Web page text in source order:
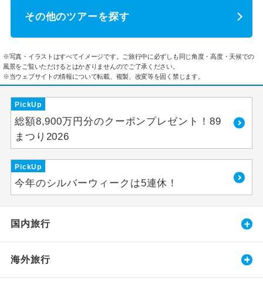
その他のツアーを探す
※写真・イラストはすべてイメージです。ご旅行中に必ずしも同じ角度・高度・天候での
風景をご覧いただけるとはかぎりませんのでご了承ください。
※当ウェブサイトの情報について転載、複製、改変等を固く禁じます。
PickUp
総額8,900万円分のクーポンプレゼント！89
まつり2026
PickUp
今年のシルバーウィークは5連休！
国内旅行
海外旅行